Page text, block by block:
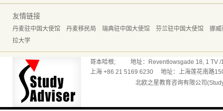
友情链接
丹麦驻中国大使馆 丹麦移民局 瑞典驻中国大使馆 芬兰驻中国大使馆
挪威
拉大学
哥本哈根; 地址：Reventlowsgade 18, 1 TV /
上海 +86 21 5169 6230 地址：上海莲花南路
北欧之星教育咨询有限公司